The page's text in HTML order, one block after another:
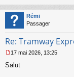
o
n
Rémi
Passager
Re: Tramway
e
17 mai 2026, 13:25
Salut